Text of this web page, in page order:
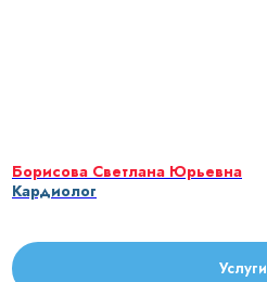
Борисова Светлана Юрьевна
Кардиолог
Услуги